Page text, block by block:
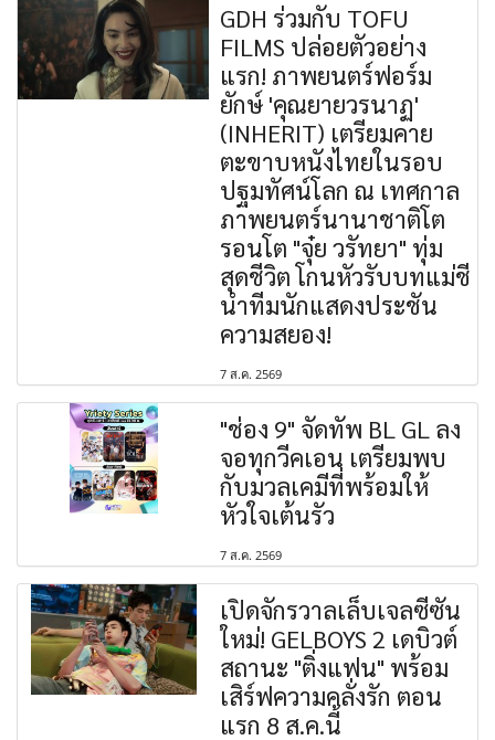
GDH ร่วมกับ TOFU
FILMS ปล่อยตัวอย่าง
แรก! ภาพยนตร์ฟอร์ม
ยักษ์ 'คุณยายวรนาฏ'
(INHERIT) เตรียมคาย
ตะขาบหนังไทยในรอบ
ปฐมทัศน์โลก ณ เทศกาล
ภาพยนตร์นานาชาติโต
รอนโต "จุ๋ย วรัทยา" ทุ่ม
สุดชีวิต โกนหัวรับบทแม่ชี
นำทีมนักแสดงประชัน
ความสยอง!
7 ส.ค. 2569
"ช่อง 9" จัดทัพ BL GL ลง
จอทุกวีคเอน เตรียมพบ
กับมวลเคมีที่พร้อมให้
หัวใจเต้นรัว
7 ส.ค. 2569
เปิดจักรวาลเล็บเจลซีซัน
ใหม่! GELBOYS 2 เดบิวต์
สถานะ "ติ่งแฟน" พร้อม
เสิร์ฟความคลั่งรัก ตอน
แรก 8 ส.ค.นี้